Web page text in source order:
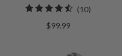
(10)
$99.99